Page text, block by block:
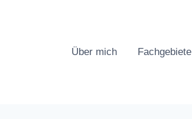
Über mich Fachgebiete